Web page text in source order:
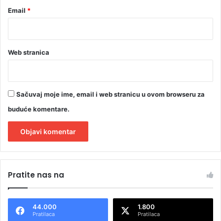
Email *
Web stranica
Sačuvaj moje ime, email i web stranicu u ovom browseru za
buduće komentare.
tPratite nas na
44.000
Pratilaca
1.800
Pratilaca